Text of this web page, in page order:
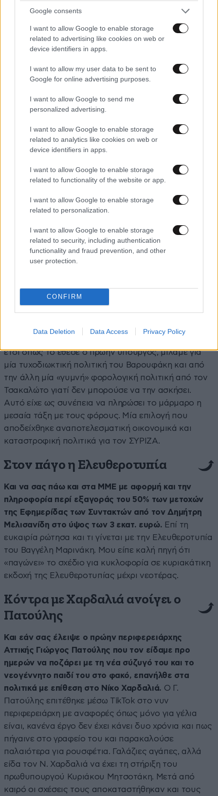
Google consents
I want to allow Google to enable storage
related to advertising like cookies on web or
device identifiers in apps.
I want to allow my user data to be sent to
Google for online advertising purposes.
I want to allow Google to send me
personalized advertising.
I want to allow Google to enable storage
related to analytics like cookies on web or
device identifiers in apps.
I want to allow Google to enable storage
related to functionality of the website or app.
I want to allow Google to enable storage
related to personalization.
I want to allow Google to enable storage
related to security, including authentication
functionality and fraud prevention, and other
user protection.
CONFIRM
Data Deletion Data Access Privacy Policy
Μουρμούρα για Φαραντούρη
Εάν δει κανείς τις κινήσεις του Νικόλα Φαραντούρη
και ειδικά τις φωτογραφίες και τα δελτία Τύπου που
στέλνει θα νομίσει ότι είναι αρχηγός πολιτικού
κόμματος.
Αυτό δεν έχει περάσει απαρατήρητο στο
ευρωβουλευτή τους. Όμως στο στόχαστρο και της
ΝΔ μπήκε ο Κεφαλοννίτης πολιτικός καθώς
χαρακτήρισε την κυβέρνηση εγκληματική οργάνωση,
μίλησε για ξεφτίλα, παρακμή και εκπόρνευση με
αφορμή το θέμα του ΟΠΕΚΕΠΕ.
Η σπόντα Τσακαλώτου σε
Πέρασε στα ψιλά η σπόντα του πρώην υπουργού
Ευκλείδη Τσακαλώτου προς τον Γιάνη Βαρουφάκη
στη Βουλή, στην επιτροπή οικονομικών υποθέσεων
για τη συζήτηση που αφορούσε τον Τελωνειακό
Κώδικα.Ο βουλευτής της Νέας Αριστεράς, είπε, ότι
και ότι δεν ήταν απαίτηση των θεσμών, δηλαδή της
Τρόικας. Και συνέχισε, λέγοντας ότι ήταν μια επιλογή
που τον δυσκόλεψε πολύ σαν υπουργό γιατί έφυγαν
όλα τα στελέχη που θα μπορούσαν να τον
έτσι όπως το έθεσε ο πρώην υπουργός, μιλάμε για
μία τυχοδιωκτική πολιτική του Βαρουφάκη και από
την άλλη μία «γυμνή» φορολογική πολιτική από τον
Τσακαλώτο γιατί δεν μπορούσε να την ασκήσει.
Αυτό είχε ως συνέπεια να πληρώσει το μάρμαρο η
μεσαία τάξη με τους φόρους. Μία επιλογή που
αποδείχθηκε αναποτελεσματική οικονομικά και
καταστροφική πολιτικά για τον ΣΥΡΙΖΑ.
Στον πάγο η Ελευθεροτυπία
Και να σας πάω και στα ΜΜΕ με αφορμή και την
πληροφορία περί εξαγοράς του 50% των μετοχών
της Εφημερίδας των Συντακτών από τον Δημήτρη
Μελισανίδη στο ύψος των 3 εκατ. ευρώ. Επί τη
ευκαιρία ρώτησα και τι γίνεται με την Ελευθεροτυπία
του Βαγγέλη Μαρινάκη. Μου είπε καλή πηγή ότι
«παγώνει» το σχέδιο για κυκλοφορία σε κυριακάτικη
εκδοχή της Ελευθεροτυπίας μέχρι νεοτέρας.
Κόντρα με Χαρδαλιά ανοίγει ο
Πατούλης
Και εάν σας έλειψε ο πρώην περιφερειάρχης
Αττικής Γιώργος Πατούλης που τον είδαμε προ
ημερών να ποζάρει με τη νέα σύζυγό του και το
νεογέννητο παιδί του στο φακό, επανήλθε στα
πολιτικά με επίθεση στο Νίκο Χαρδαλιά. Ο Γ.
Πατούλης επιτέθηκε μέσω TikTok στο νυν
περιφερειάρχη με αναφορές όπως μόνο για γέλια
είναι, κανένα έργο δεν έχει κάνει δυο χρόνια και πως
πήγαινε στο γραφείο του και παρακαλούσε
παλαιότερα για ρουσφέτια. Γαλάζιες αγάπες, αλλά
είδα τον Ν. Χαρδαλιά να έχει τη στήριξη του
πρωθυπουργού Κυριάκου Μητσοτάκη. Μετά από
καιρό οι σχέσεις τους αποκαταστήθηκαν και τους